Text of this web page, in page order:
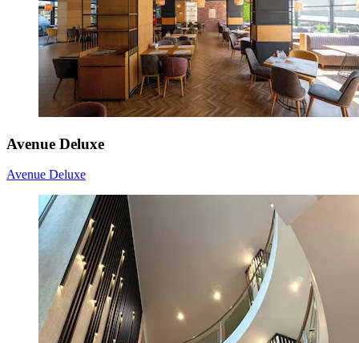
Avenue Deluxe
Avenue Deluxe